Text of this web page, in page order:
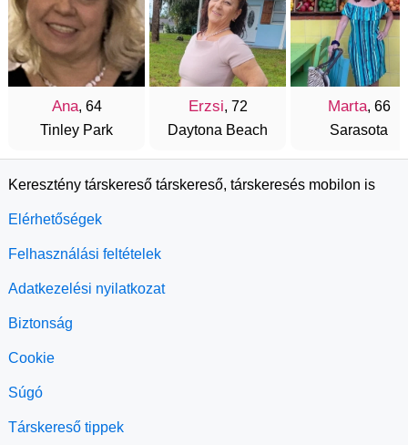
Ana, 64
Tinley Park
Erzsi, 72
Daytona Beach
Marta, 66
Sarasota
Keresztény társkereső társkereső, társkeresés mobilon is
Elérhetőségek
Felhasználási feltételek
Adatkezelési nyilatkozat
Biztonság
Cookie
Súgó
Társkereső tippek